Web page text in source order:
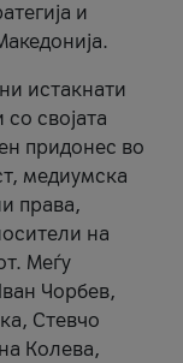
и
истакнати
својата
придонес во
медиумска
права,
на
Меѓу
Чорбев,
Стевчо
Колева,